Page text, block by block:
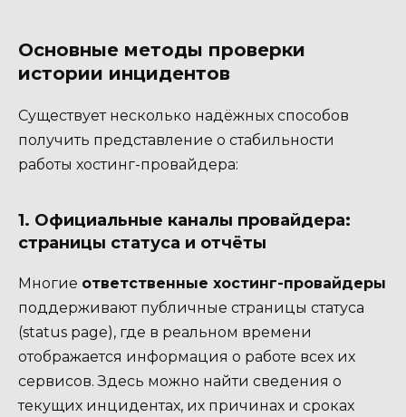
Основные методы проверки
истории инцидентов
Существует несколько надёжных способов
получить представление о стабильности
работы хостинг-провайдера:
1. Официальные каналы провайдера:
страницы статуса и отчёты
Многие ответственные хостинг-провайдеры
поддерживают публичные страницы статуса
(status page), где в реальном времени
отображается информация о работе всех их
сервисов. Здесь можно найти сведения о
текущих инцидентах, их причинах и сроках